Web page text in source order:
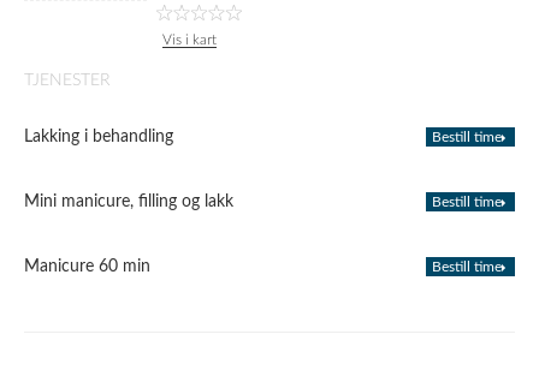
Vis i kart
TJENESTER
Lakking i behandling Bestill time
Mini manicure, filling og lakk Bestill time
Manicure 60 min Bestill time